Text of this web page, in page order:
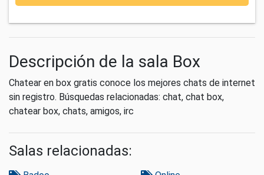
Descripción de la sala Box
Chatear en box gratis conoce los mejores chats de internet
sin registro. Búsquedas relacionadas: chat, chat box,
chatear box, chats, amigos, irc
Salas relacionadas: